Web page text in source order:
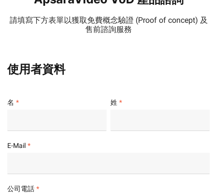
請填寫下方表單以獲取免費概念驗證 (Proof of concept) 及
售前諮詢服務
使用者資料
名 姓
E-Mail
公司電話